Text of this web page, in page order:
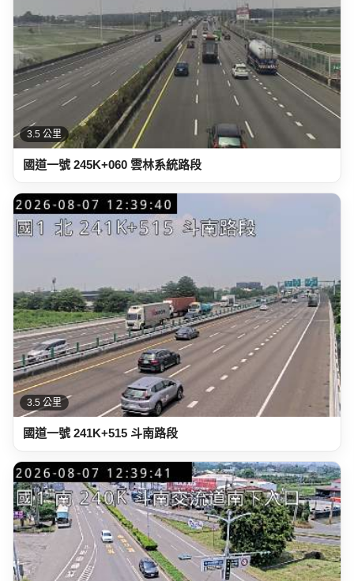
3.5 公里
國道一號 245K+060 雲林系統路段
3.5 公里
國道一號 241K+515 斗南路段